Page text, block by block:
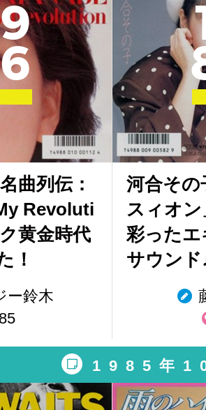
9
6
曲列伝：
Revoluti
黄金時代
！
ー鈴木
河合その
スィオ
彩った
サウンド
1985年